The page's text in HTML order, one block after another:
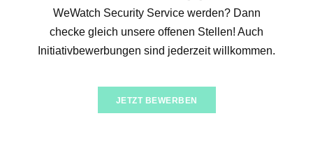
WeWatch Security Service werden? Dann
checke gleich unsere offenen Stellen! Auch
Initiativbewerbungen sind jederzeit willkommen.
JETZT BEWERBEN